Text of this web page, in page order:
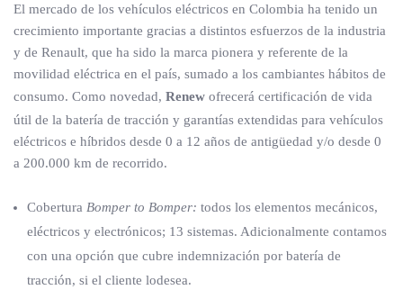
El mercado de los vehículos eléctricos en Colombia ha tenido un
crecimiento importante gracias a distintos esfuerzos de la industria
y de Renault, que ha sido la marca pionera y referente de la
movilidad eléctrica en el país, sumado a los cambiantes hábitos de
consumo. Como novedad, Renew ofrecerá certificación de vida
útil de la batería de tracción y garantías extendidas para vehículos
eléctricos e híbridos desde 0 a 12 años de antigüedad y/o desde 0
a 200.000 km de recorrido.
Cobertura Bomper to Bomper: todos los elementos mecánicos,
eléctricos y electrónicos; 13 sistemas. Adicionalmente contamos
con una opción que cubre indemnización por batería de
tracción, si el cliente lodesea.